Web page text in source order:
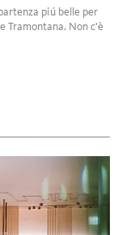
piú belle per
Tramontana. Non c'è